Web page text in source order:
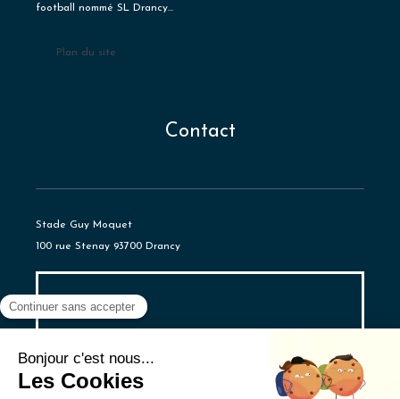
football nommé SL Drancy...
Plan du site
Contact
Stade Guy Moquet
100 rue Stenay 93700 Drancy